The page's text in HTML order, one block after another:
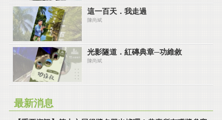
這一百天．我走過
陳尚斌
光影隧道．紅磚典章─功維敘
陳尚斌
最新消息